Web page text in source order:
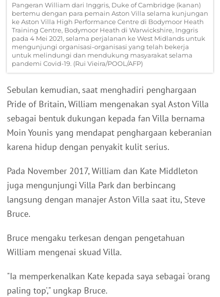
Pangeran William dari Inggris, Duke of Cambridge (kanan)
bertemu dengan para pemain Aston Villa selama kunjungan
ke Aston Villa High Performance Centre di Bodymoor Heath
Training Centre, Bodymoor Heath di Warwickshire, Inggris
pada 4 Mei 2021, selama perjalanan ke West Midlands untuk
mengunjungi organisasi-organisasi yang telah bekerja
untuk melindungi dan mendukung masyarakat selama
pandemi Covid-19. (Rui Vieira/POOL/AFP)
Sebulan kemudian, saat menghadiri penghargaan
Pride of Britain, William mengenakan syal Aston Villa
sebagai bentuk dukungan kepada fan Villa bernama
Moin Younis yang mendapat penghargaan keberanian
karena hidup dengan penyakit kulit serius.
Pada November 2017, William dan Kate Middleton
juga mengunjungi Villa Park dan berbincang
langsung dengan manajer Aston Villa saat itu, Steve
Bruce.
Bruce mengaku terkesan dengan pengetahuan
William mengenai skuad Villa.
"Ia memperkenalkan Kate kepada saya sebagai 'orang
paling top'," ungkap Bruce.